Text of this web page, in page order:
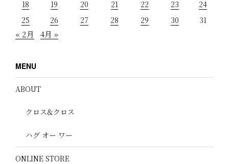
18
19 20 21 22 23
24
25
26 27 28 29 30 31
« 2月 4月 »
MENU
ABOUT
クロス&クロス
ハグ オー ワー
ONLINE STORE